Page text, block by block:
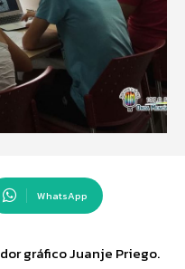
WhatsApp
gráfico Juanje Priego.